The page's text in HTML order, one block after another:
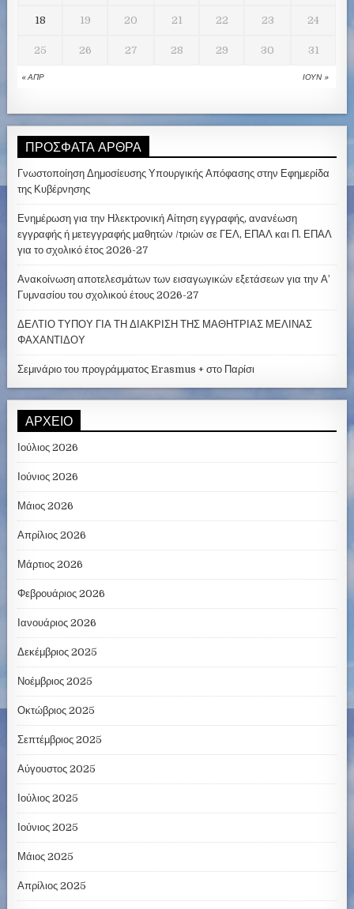
« ΑΠΡ ΙΟΎΝ »
18 19 20 21 22 23 24
25 26 27 28 29 30 31
ΠΡΌΣΦΑΤΑ ΆΡΘΡΑ
Γνωστοποίηση Δημοσίευσης Υπουργικής Απόφασης στην Εφημερίδα
της Κυβέρνησης
Ενημέρωση για την Ηλεκτρονική Αίτηση εγγραφής, ανανέωση
εγγραφής ή μετεγγραφής μαθητών /τριών σε ΓΕΛ, ΕΠΑΛ και Π. ΕΠΑΛ
για το σχολικό έτος 2026-27
Ανακοίνωση αποτελεσμάτων των εισαγωγικών εξετάσεων για την Α’
Γυμνασίου του σχολικού έτους 2026-27
ΔΕΛΤΙΟ ΤΥΠΟΥ ΓΙΑ ΤΗ ΔΙΑΚΡΙΣΗ ΤΗΣ ΜΑΘΗΤΡΙΑΣ ΜΕΛΙΝΑΣ
ΦΑΧΑΝΤΙΔΟΥ
Σεμινάριο του προγράμματος Erasmus + στο Παρίσι
ΑΡΧΕΊΟ
Ιούλιος 2026
Ιούνιος 2026
Μάιος 2026
Απρίλιος 2026
Μάρτιος 2026
Φεβρουάριος 2026
Ιανουάριος 2026
Δεκέμβριος 2025
Νοέμβριος 2025
Οκτώβριος 2025
Σεπτέμβριος 2025
Αύγουστος 2025
Ιούλιος 2025
Ιούνιος 2025
Μάιος 2025
Απρίλιος 2025